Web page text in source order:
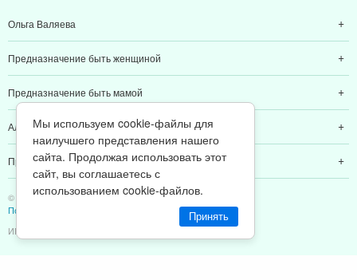
Ольга Валяева
Предназначение быть женщиной
Предназначение быть мамой
Алексей Валяев
Предназначение быть папой
© 2011-2026 Предназначение быть Женщиной
Политика конфиденциальности
ИП Валяев А. В. | ИНН 380111808709
Мы используем cookie-файлы для
наилучшего представления нашего
сайта. Продолжая использовать этот
сайт, вы соглашаетесь с
использованием cookie-файлов.
Принять